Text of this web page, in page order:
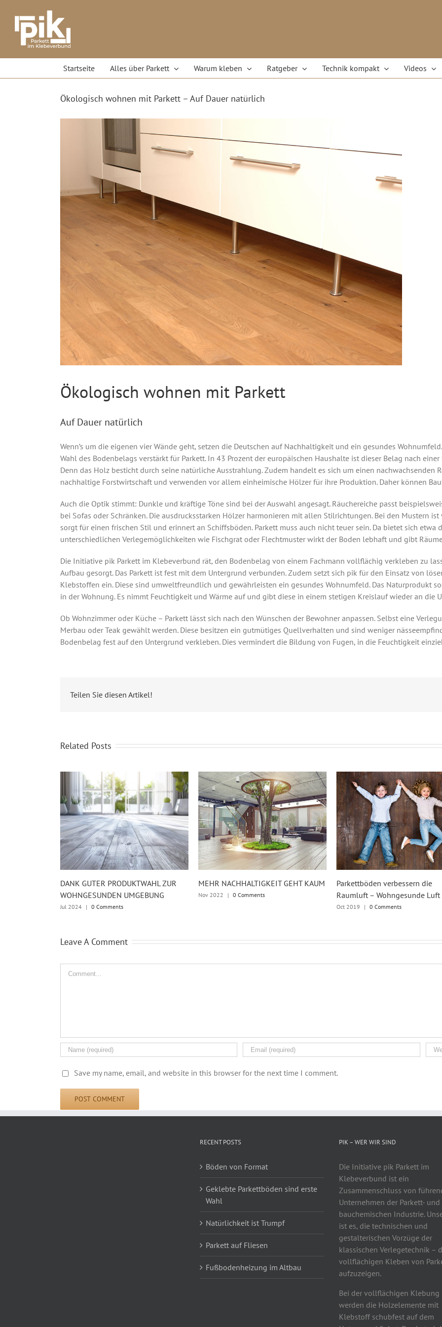
content
Startseite Alles über Parkett Warum kleben Ratgeber Technik kompakt Videos
Ökologisch wohnen mit Parkett – Auf Dauer natürlich
Ökologisch wohnen mit Parkett
Auf Dauer natürlich
Wenn’s um die eigenen vier Wände geht, setzen die Deutschen auf Nachhaltigkeit und ein gesundes
Wahl des Bodenbelags verstärkt für Parkett. In 43 Prozent der europäischen Haushalte ist dieser Belag nach
Denn das Holz besticht durch seine natürliche Ausstrahlung. Zudem handelt es sich um einen nachwachsenden
nachhaltige Forstwirtschaft und verwenden vor allem einheimische Hölzer für ihre Produktion. Daher können
Auch die Optik stimmt: Dunkle und kräftige Töne sind bei der Auswahl angesagt. Räuchereiche passt
bei Sofas oder Schränken. Die ausdrucksstarken Hölzer harmonieren mit allen Stilrichtungen. Bei den Mustern ist
sorgt für einen frischen Stil und erinnert an Schiffsböden. Parkett muss auch nicht teuer sein. Da bietet sich etwa
unterschiedlichen Verlegemöglichkeiten wie Fischgrat oder Flechtmuster wirkt der Boden lebhaft und gibt
Die Initiative pik Parkett im Klebeverbund rät, den Bodenbelag von einem Fachmann vollflächig verkleben zu
Aufbau gesorgt. Das Parkett ist fest mit dem Untergrund verbunden. Zudem setzt sich pik für den Einsatz von
Klebstoffen ein. Diese sind umweltfreundlich und gewährleisten ein gesundes Wohnumfeld. Das Naturprodukt
in der Wohnung. Es nimmt Feuchtigkeit und Wärme auf und gibt diese in einem stetigen Kreislauf wieder an die
Ob Wohnzimmer oder Küche – Parkett lässt sich nach den Wünschen der Bewohner anpassen. Selbst eine
Merbau oder Teak gewählt werden. Diese besitzen ein gutmütiges Quellverhalten und sind weniger
Bodenbelag fest auf den Untergrund verkleben. Dies vermindert die Bildung von Fugen, in die Feuchtigkeit
Teilen Sie diesen Artikel!
Related Posts
DANK GUTER PRODUKTWAHL ZUR
WOHNGESUNDEN UMGEBUNG
Jul 2024 | 0 Comments
MEHR NACHHALTIGKEIT GEHT KAUM
Nov 2022 | 0 Comments
Parkettböden verbessern die
Raumluft – Wohngesunde Luft
Oct 2019 | 0 Comments
Leave A Comment
Comment
Save my name, email, and website in this browser for the next time I comment.
RECENT POSTS
Böden von Format
Geklebte Parkettböden sind erste
Wahl
Natürlichkeit ist Trumpf
Parkett auf Fliesen
Fußbodenheizung im Altbau
PIK – WER WIR SIND
Die Initiative pik Parkett im
Klebeverbund ist ein
Zusammenschluss von
Unternehmen der Parkett- und
bauchemischen Industrie.
ist es, die technischen und
gestalterischen Vorzüge der
klassischen Verlegetechnik –
vollflächigen Kleben von
aufzuzeigen.
Bei der vollflächigen Klebung
werden die Holzelemente mit
Klebstoff schubfest auf dem